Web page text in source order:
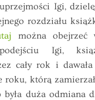
Igi,
rozdziału
można obejrzeć
Igi,
cały rok i
roku, którą
była duża odmiana